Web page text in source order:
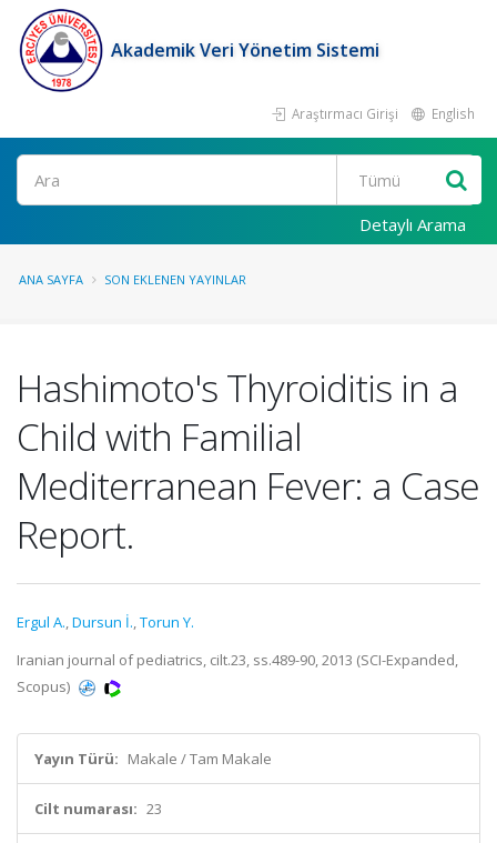
Akademik Veri Yönetim Sistemi
Araştırmacı Girişi English
Ara
Detaylı Arama
ANA SAYFA SON EKLENEN YAYINLAR
Hashimoto's Thyroiditis in a
Child with Familial
Mediterranean Fever: a Case
Report.
Ergul A.,Dursun İ.,Torun Y.
Iranian journal of pediatrics, cilt.23, ss.489-90, 2013 (SCI-Expanded,
Scopus)
Yayın Türü: Makale / Tam Makale
Cilt numarası: 23